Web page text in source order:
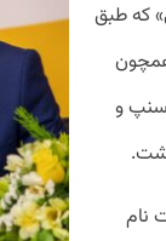
که طبق
و
ثبت نام